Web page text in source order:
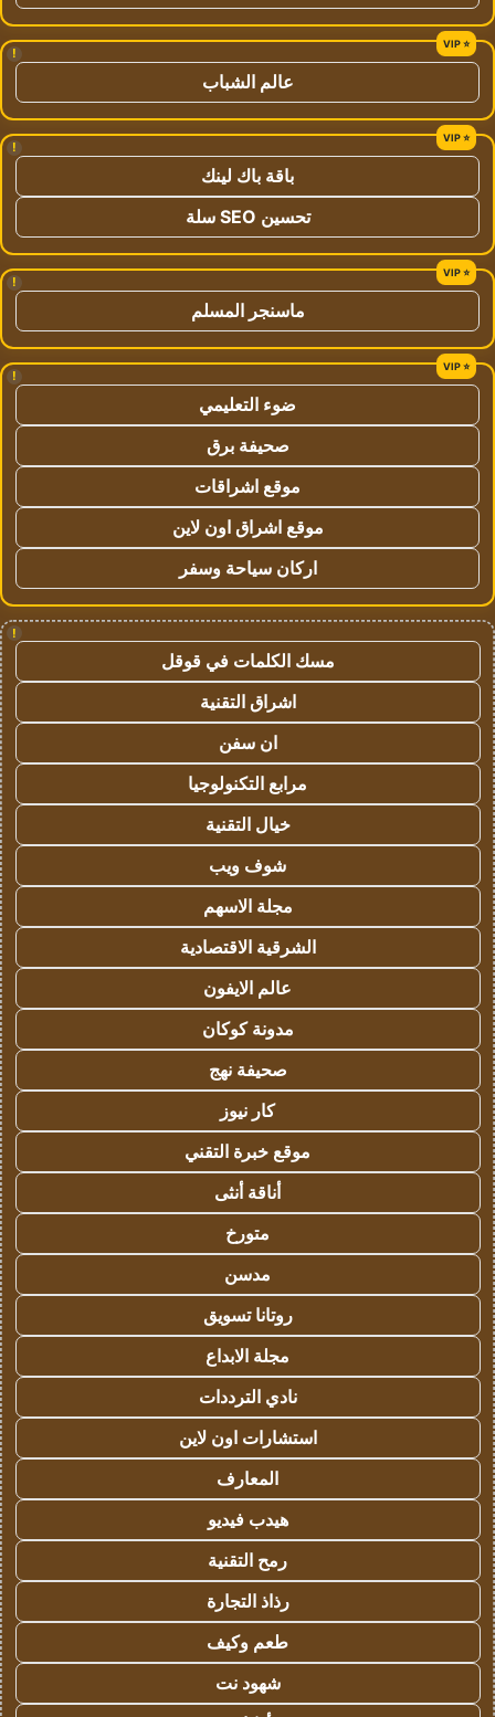
!
عالم الشباب
!
باقة باك لينك
تحسين SEO سلة
!
ماسنجر المسلم
!
ضوء التعليمي
صحيفة برق
موقع اشراقات
موقع اشراق اون لاين
اركان سياحة وسفر
!
مسك الكلمات في قوقل
اشراق التقنية
ان سفن
مرابع التكنولوجيا
خيال التقنية
شوف ويب
مجلة الاسهم
الشرقية الاقتصادية
عالم الايفون
مدونة كوكان
صحيفة نهج
كار نيوز
موقع خبرة التقني
أناقة أنثى
متورخ
مدسن
روتانا تسويق
مجلة الابداع
نادي الترددات
استشارات اون لاين
المعارف
هيدب فيديو
رمح التقنية
رذاذ التجارة
طعم وكيف
شهود نت